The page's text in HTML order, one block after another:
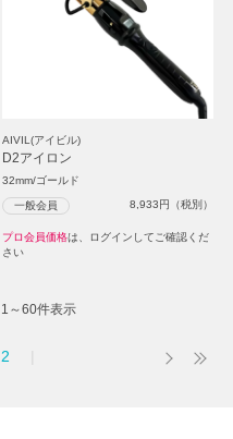
AIVIL(アイビル)
D2アイロン
32mm/ゴールド
一般会員 8,933円（税別）
プロ会員価格は、ログインしてご確認くだ
さい
1～60件表示
2